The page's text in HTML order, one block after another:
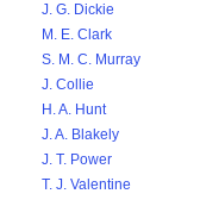
J. G. Dickie
M. E. Clark
S. M. C. Murray
J. Collie
H. A. Hunt
J. A. Blakely
J. T. Power
T. J. Valentine